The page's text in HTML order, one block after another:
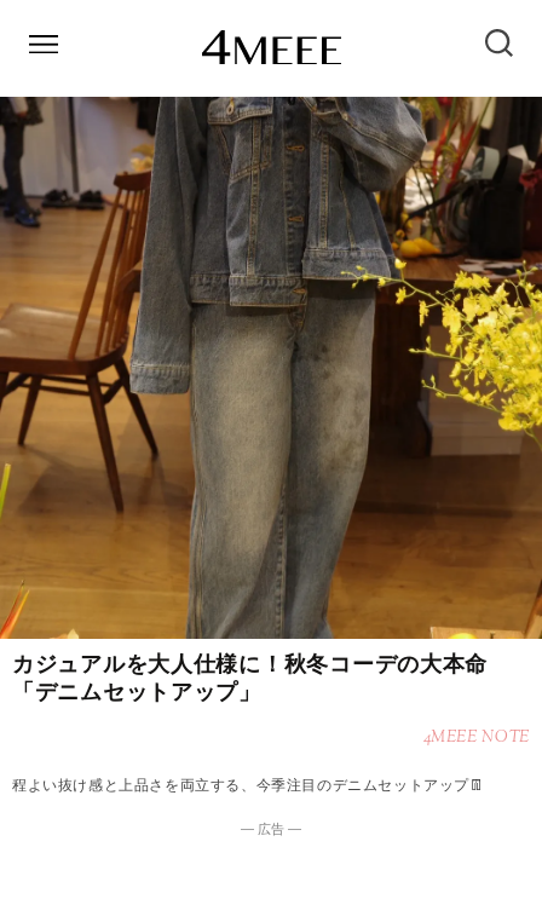
カジュアルを大人仕様に！秋冬コーデの大本命
「デニムセットアップ」
4MEEE NOTE
程よい抜け感と上品さを両立する、今季注目のデニムセットアップ👖
― 広告 ―